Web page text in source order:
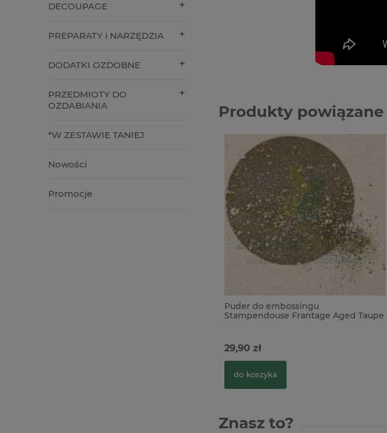
DECOUPAGE
PREPARATY i NARZĘDZIA
DODATKI OZDOBNE
PRZEDMIOTY DO
OZDABIANIA
*W ZESTAWIE TANIEJ
Nowości
Promocje
Produkty powiązane
Puder do embossingu
Stampendouse Frantage Aged Taupe
29,90 zł
do koszyka
Znasz to?